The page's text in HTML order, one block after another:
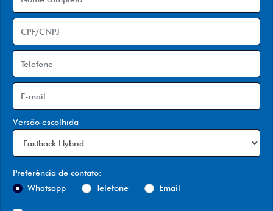
Versão escolhida
Preferência de contato:
Whatsapp
Telefone Email